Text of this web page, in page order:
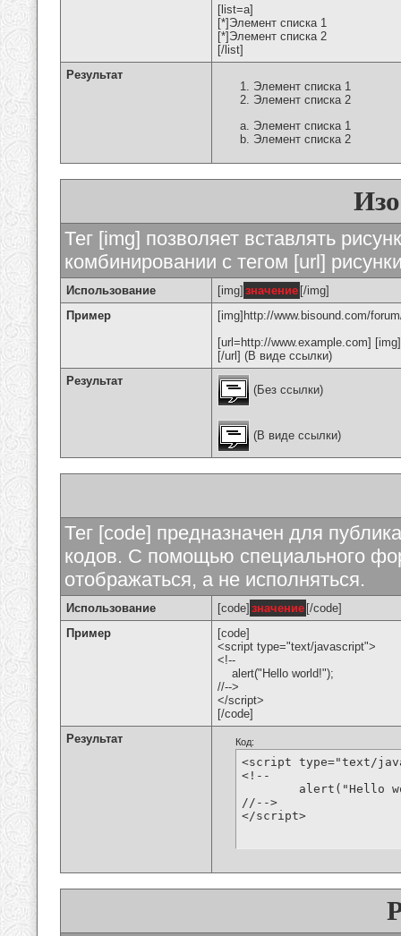
[list=a]
[*]Элемент списка 1
[*]Элемент списка 2
[/list]
Результат
Элемент списка 1
Элемент списка 2
Элемент списка 1
Элемент списка 2
Тег [img] позволяет вставлять
комбинировании с тегом [url]
Использование [img] значение [/img]
Пример
[img]http://www.bisound.com/
[url=http://www.example.com]
[/url] (В виде ссылки)
Результат
(Без ссылки)
(В виде ссылки)
Тег [code] предназначен для
кодов. С помощью специального
отображаться, а не исполняться.
Использование [code] значение [/code]
Пример
[code]
<script type="text/javascript">
<!--
alert("Hello world!");
//-->
</script>
[/code]
Результат
Код:
<script type="text/
<!--
//-->
</script>